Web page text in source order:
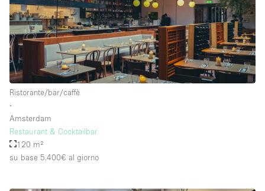
Ristorante/bar/caffè
∙
Amsterdam
Restaurant & Cocktailbar
120 m²
su base 5.400€ al giorno